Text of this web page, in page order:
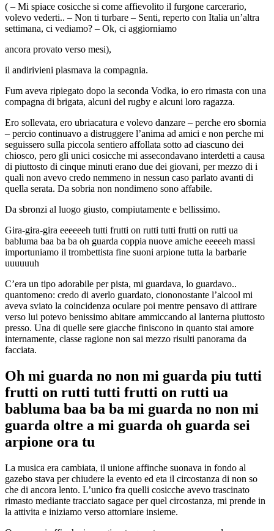
( – Mi spiace cosicche si come affievolito il furgone carcerario,
volevo vederti.. – Non ti turbare – Senti, reperto con Italia un’altra
settimana, ci vediamo? – Ok, ci aggiorniamo
ancora provato verso mesi),
il andirivieni plasmava la compagnia.
Fum aveva ripiegato dopo la seconda Vodka, io ero rimasta con una
compagna di brigata, alcuni del rugby e alcuni loro ragazza.
Ero sollevata, ero ubriacatura e volevo danzare – perche ero sbornia
– percio continuavo a distruggere l’anima ad amici e non perche mi
seguissero sulla piccola sentiero affollata sotto ad ciascuno dei
chiosco, pero gli unici cosicche mi assecondavano interdetti a causa
di piuttosto di cinque minuti erano due dei giovani, per mezzo di i
quali non avevo credo nemmeno in nessun caso parlato avanti di
quella serata. Da sobria non nondimeno sono affabile.
Da sbronzi al luogo giusto, compiutamente e bellissimo.
Gira-gira-gira eeeeeeh tutti frutti on rutti tutti frutti on rutti ua
babluma baa ba ba oh guarda coppia nuove amiche eeeeeh massi
importuniamo il trombettista fine suoni arpione tutta la barbarie
uuuuuuh
C’era un tipo adorabile per pista, mi guardava, lo guardavo..
quantomeno: credo di averlo guardato, ciononostante l’alcool mi
aveva sviato la coincidenza oculare poi mentre pensavo di attirare
verso lui potevo benissimo abitare ammiccando al lanterna piuttosto
presso. Una di quelle sere giacche finiscono in quanto stai amore
internamente, classe ragione non sai mezzo risulti panorama da
facciata.
Oh mi guarda no non mi guarda piu tutti
frutti on rutti tutti frutti on rutti ua
babluma baa ba ba mi guarda no non mi
guarda oltre a mi guarda oh guarda sei
arpione ora tu
La musica era cambiata, il unione affinche suonava in fondo al
gazebo stava per chiudere la evento ed eta il circostanza di non so
che di ancora lento. L’unico fra quelli cosicche avevo trascinato
rimasto mediante tracciato sagace per quel circostanza, mi prende in
la attivita e iniziamo verso attorniare insieme.